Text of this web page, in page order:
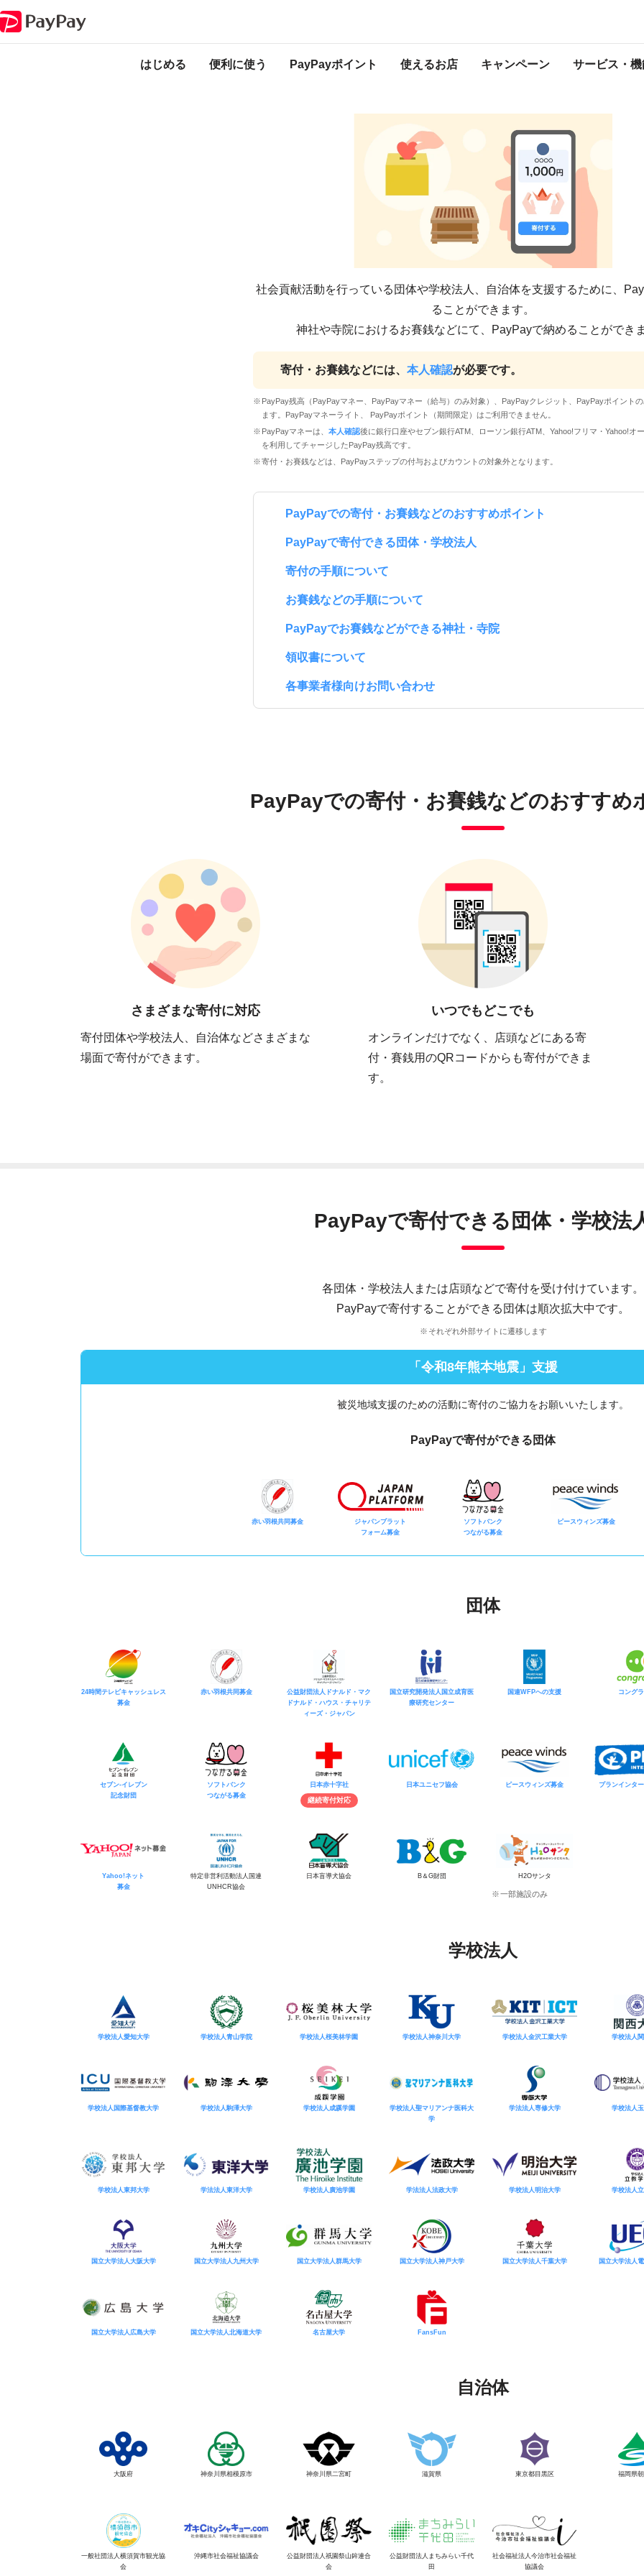
はじめる 便利に使う PayPayポイント 使えるお店 キャンペーン サービス・
寄付・お賽銭など
社会貢献活動を行っている団体や学校法人、自治体を支援するために、
ることができます。
神社や寺院におけるお賽銭などにて、PayPayで納めることができ
寄付・お賽銭などには、 本人確認が必要です。
PayPay残高（PayPayマネー、PayPayマネー（給与）のみ対象）、PayPayクレジット、PayPayポイント
ます。PayPayマネーライト、 PayPayポイント（期間限定）はご利用できません。
PayPayマネーは、 本人確認後に銀行口座やセブン銀行ATM、ローソン銀行ATM、Yahoo!フリマ・Yahoo!オ
を利用してチャージしたPayPay残高です。
寄付・お賽銭などは、PayPayステップの付与およびカウントの対象外となります。
PayPayでの寄付・お賽銭などのおすすめポイント
PayPayで寄付できる団体・学校法人
寄付の手順について
お賽銭などの手順について
PayPayでお賽銭などができる神社・寺院
領収書について
各事業者様向けお問い合わせ
PayPayでの寄付・お賽銭などのおすすめ
さまざまな寄付に対応
寄付団体や学校法人、自治体などさまざまな
場面で寄付ができます。
いつでもどこでも
オンラインだけでなく、店頭などにある寄
付・賽銭用のQRコードからも寄付ができま
す。
PayPayで寄付できる団体・学校法
各団体・学校法人または店頭などで寄付を受け付けています。
PayPayで寄付することができる団体は順次拡大中です。
それぞれ外部サイトに遷移します
「令和8年熊本地震」支援
被災地域支援のための活動に寄付のご協力をお願いいたします。
PayPayで寄付ができる団体
赤い羽根共同募金
ジャパンプラット
フォーム募金
ソフトバンク
つながる募金
ピースウィンズ募金
団体
24時間テレビキャッシュレス
募金
赤い羽根共同募金
公益財団法人ドナルド・マク
ドナルド・ハウス・チャリテ
ィーズ・ジャパン
国立研究開発法人国立成育医
療研究センター
国連WFPへの支援 コング
セブン-イレブン
記念財団
ソフトバンク
つながる募金
日本赤十字社
継続寄付対応
日本ユニセフ協会 ピースウィンズ募金 プランインタ
Yahoo!ネット
募金
特定非営利活動法人国連
UNHCR協会
日本盲導犬協会 B＆G財団 H2Oサンタ
一部施設のみ
学校法人
学校法人愛知大学 学校法人青山学院 学校法人桜美林学園 学校法人神奈川大学 学校法人金沢工業大学 学校法人
学校法人国際基督教大学 学校法人駒澤大学 学校法人成蹊学園
学校法人聖マリアンナ医科大
学
学法法人専修大学 学校法人
学校法人東邦大学 学法法人東洋大学 学校法人廣池学園 学法法人法政大学 学校法人明治大学 学校法人
国立大学法人大阪大学 国立大学法人九州大学 国立大学法人群馬大学 国立大学法人神戸大学 国立大学法人千葉大学 国立大学法人
国立大学法人広島大学 国立大学法人北海道大学 名古屋大学 FansFun
自治体
大阪府 神奈川県相模原市 神奈川県二宮町 滋賀県 東京都目黒区 福岡県
一般社団法人横須賀市観光協
会
沖縄市社会福祉協議会
公益財団法人祇園祭山鉾連合
会
公益財団法人まちみらい千代
田
社会福祉法人今治市社会福祉
協議会